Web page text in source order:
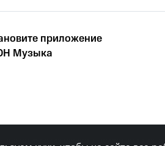
приложение
Музыка
средств, психотропных